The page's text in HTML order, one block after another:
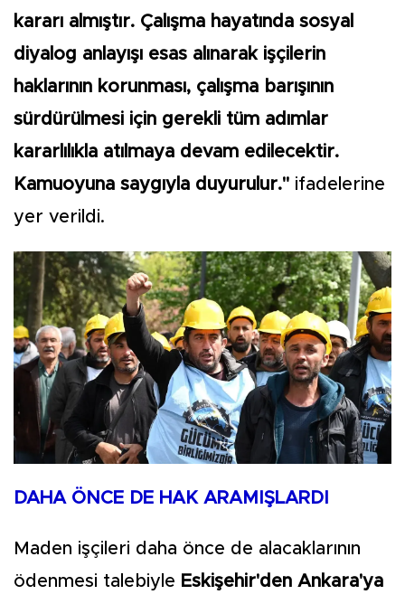
kararı almıştır. Çalışma hayatında sosyal
diyalog anlayışı esas alınarak işçilerin
haklarının korunması, çalışma barışının
sürdürülmesi için gerekli tüm adımlar
kararlılıkla atılmaya devam edilecektir.
Kamuoyuna saygıyla duyurulur." ifadelerine
yer verildi.
DAHA ÖNCE DE HAK ARAMIŞLARDI
Maden işçileri daha önce de alacaklarının
ödenmesi talebiyle Eskişehir'den Ankara'ya